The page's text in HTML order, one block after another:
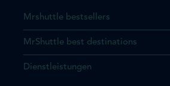
dass sich das Produkt, das
Warenkorb befindet.
Mrshuttle bestsellers
MrShuttle best destinations
Dienstleistungen